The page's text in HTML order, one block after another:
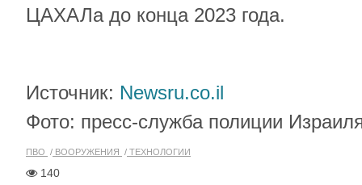
ЦАХАЛа до конца 2023 года.
Источник: Newsru.co.il
Фото: пресс-служба полиции
ПВО ВООРУЖЕНИЯ ТЕХНОЛОГИИ
140